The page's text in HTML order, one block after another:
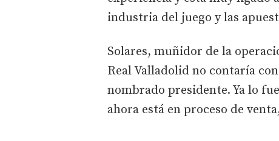
industria del juego y las
Solares, muñidor de la
Real Valladolid no contaría
nombrado presidente. Ya lo
ahora está en proceso de